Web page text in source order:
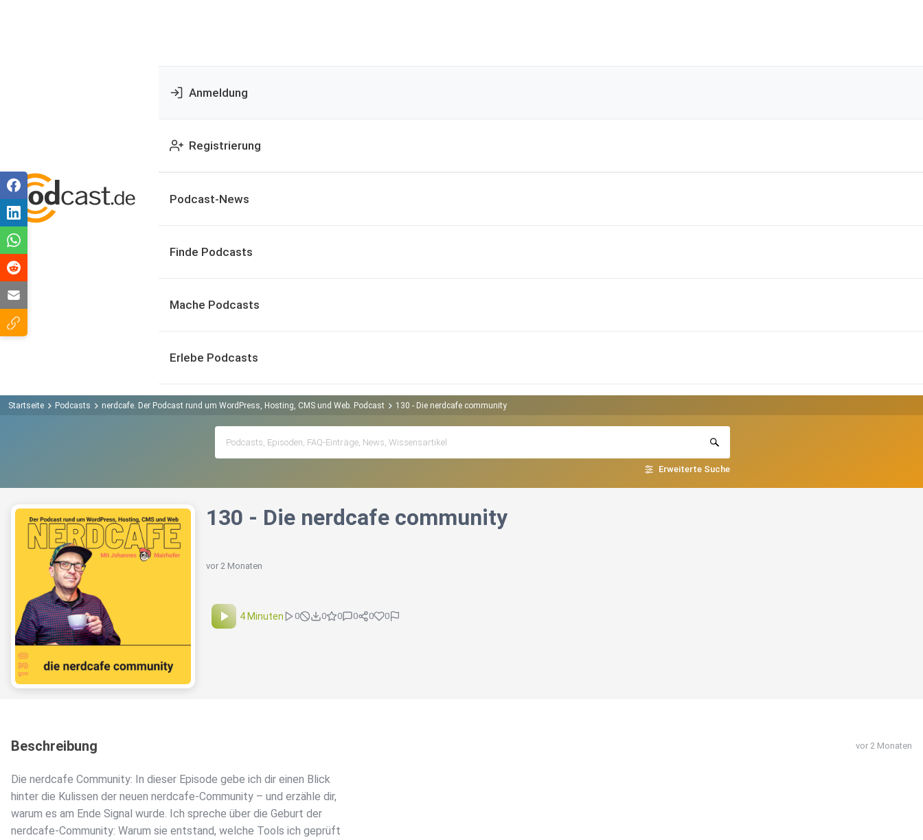
Anmeldung
Registrierung
Podcast-News
Finde Podcasts
Mache Podcasts
Erlebe Podcasts
Startseite Podcasts nerdcafe. Der Podcast rund um WordPress, Hosting, CMS und Web. Podcast 130 - Die nerdcafe community
Erweiterte Suche
130 - Die nerdcafe community
vor 2 Monaten
4 Minuten 0 0 0 0 0 0
Beschreibung vor 2 Monaten
Die nerdcafe Community: In dieser Episode gebe ich dir einen Blick
hinter die Kulissen der neuen nerdcafe-Community – und erzähle dir,
warum es am Ende Signal wurde. Ich spreche über die Geburt der
nerdcafe-Community: Warum sie entstand, welche Tools ich geprüft